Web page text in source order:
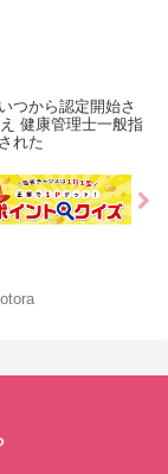
つから認定開始さ
健康管理士一般指
れた